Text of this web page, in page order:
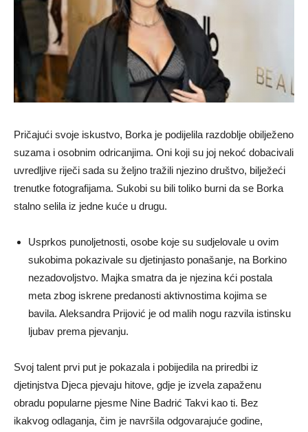
Pričajući svoje iskustvo, Borka je podijelila razdoblje obilježeno
suzama i osobnim odricanjima. Oni koji su joj nekoć dobacivali
uvredljive riječi sada su željno tražili njezino društvo, bilježeći
trenutke fotografijama. Sukobi su bili toliko burni da se Borka
stalno selila iz jedne kuće u drugu.
Usprkos punoljetnosti, osobe koje su sudjelovale u ovim
sukobima pokazivale su djetinjasto ponašanje, na Borkino
nezadovoljstvo. Majka smatra da je njezina kći postala
meta zbog iskrene predanosti aktivnostima kojima se
bavila. Aleksandra Prijović je od malih nogu razvila istinsku
ljubav prema pjevanju.
Svoj talent prvi put je pokazala i pobijedila na priredbi iz
djetinjstva Djeca pjevaju hitove, gdje je izvela zapaženu
obradu popularne pjesme Nine Badrić Takvi kao ti. Bez
ikakvog odlaganja, čim je navršila odgovarajuće godine,